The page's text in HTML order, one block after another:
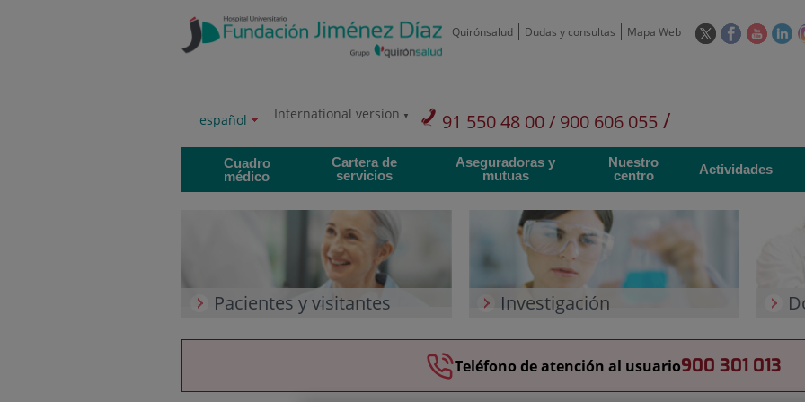
contenido
Quirónsalud Dudas y consultas Mapa Web
Este
ventana
nueva.
Este
ventana
nueva.
Este
nueva.
Selector
Idioma
español International version 91 550 48 00 / 900 606 055/
Privados: 91 090 05 16
Cuadro
médico
Cartera de
servicios
Aseguradoras y
mutuas
Nuestro
centro
Actividades
Pacientes y visitantes Investigación
Teléfono de atención al usuario900 301 013